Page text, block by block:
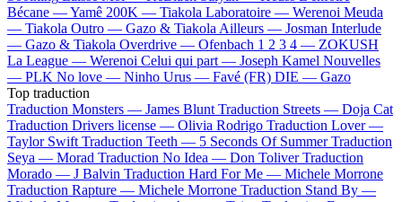
Bécane —Yamê 200K — Tiakola Laboratoire — Werenoi Meuda
— Tiakola Outro — Gazo & Tiakola Ailleurs — Josman Interlude
— Gazo & Tiakola Overdrive — Ofenbach 1 2 3 4 — ZOKUSH
La League — Werenoi Celui qui part — Joseph Kamel Nouvelles
— PLK No love — Ninho Urus — Favé (FR) DIE — Gazo
Top traduction
Traduction Monsters — James Blunt Traduction Streets — Doja Cat
Traduction Drivers license — Olivia Rodrigo Traduction Lover —
Taylor Swift Traduction Teeth — 5 Seconds Of Summer Traduction
Seya — Morad Traduction No Idea — Don Toliver Traduction
Morado — J Balvin Traduction Hard For Me — Michele Morrone
Traduction Rapture — Michele Morrone Traduction Stand By —